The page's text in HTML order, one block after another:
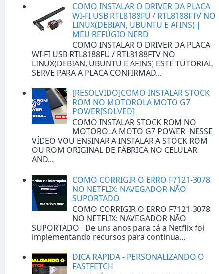
COMO INSTALAR O DRIVER DA PLACA
WI-FI USB RTL8188FU / RTL8188FTV NO
LINUX(DEBIAN, UBUNTU E AFINS) |
MEU REFÚGIO NERD
COMO INSTALAR O DRIVER DA PLACA
WI-FI USB RTL8188FU / RTL8188FTV NO
LINUX(DEBIAN, UBUNTU E AFINS) ESTE TUTORIAL
SERVE PARA A PLACA CONFIRMAD...
[RESOLVIDO]COMO INSTALAR STOCK
ROM NO MOTOROLA MOTO G7
POWER[SOLVED]
COMO INSTALAR STOCK ROM NO
MOTOROLA MOTO G7 POWER NESSE
VÍDEO VOU ENSINAR A INSTALAR A STOCK ROM
OU ROM ORIGINAL DE FÁBRICA NO CELULAR
AND...
COMO CORRIGIR O ERRO F7121-3078
NO NETFLIX: NAVEGADOR NÃO
SUPORTADO
COMO CORRIGIR O ERRO F7121-3078
NO NETFLIX: NAVEGADOR NÃO
SUPORTADO De uns anos para cá a Netflix foi
implementando recursos para continua...
DICA RÁPIDA - PERSONALIZANDO O
FASTFETCH